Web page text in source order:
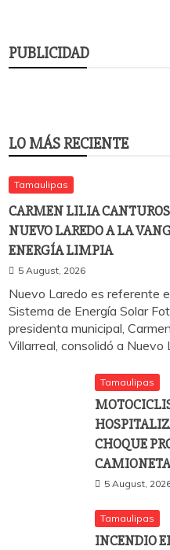
PUBLICIDAD
LO MÁS RECIENTE
Tamaulipas
CARMEN LILIA
NUEVO LAREDO A LA
ENERGÍA LIMPIA
5 August, 2026
Nuevo Laredo es referente
Sistema de Energía Solar
presidenta municipal,
Villarreal, consolidó a Nuevo
Tamaulipas
CHOQUE
5 August,
Tamaulipas
INCENDIO